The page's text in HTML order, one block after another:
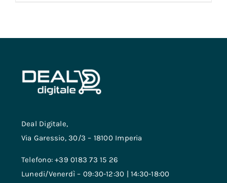
Deal Digitale,
Via Garessio, 30/3 – 18100 Imperia
Telefono: +39 0183 73 15 26
Lunedi/Venerdì – 09:30-12:30 | 14:30-18:00